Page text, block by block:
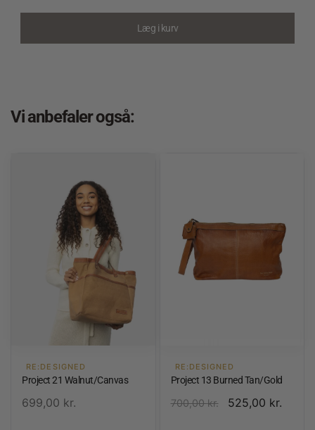
Læg i kurv
Vi anbefaler også:
RE:DESIGNED
Project 21 Walnut/Canvas
699,00 kr.
RE:DESIGNED
Project 13 Burned Tan/Gold
700,00kr. 525,00 kr.